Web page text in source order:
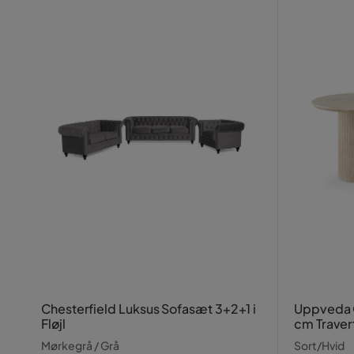
Chesterfield Luksus Sofasæt 3+2+1 i
Fløjl
Mørkegrå / Grå
Uppveda
cm
Sort/Hvid